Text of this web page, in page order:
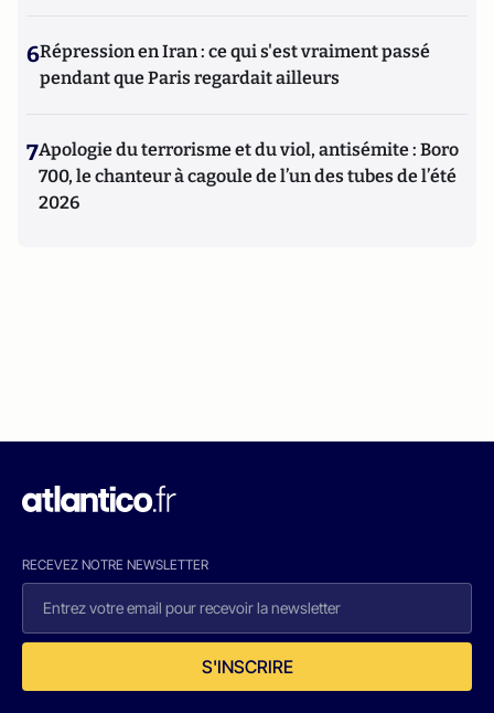
6Répression en Iran : ce qui s'est vraiment passé
pendant que Paris regardait ailleurs
7Apologie du terrorisme et du viol, antisémite : Boro
700, le chanteur à cagoule de l’un des tubes de l’été
2026
RECEVEZ NOTRE NEWSLETTER
S'INSCRIRE